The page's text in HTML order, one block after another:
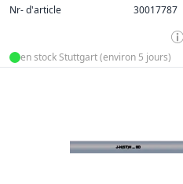
Nr- d'article
30017787
en stock Stuttgart (environ 5 jours)